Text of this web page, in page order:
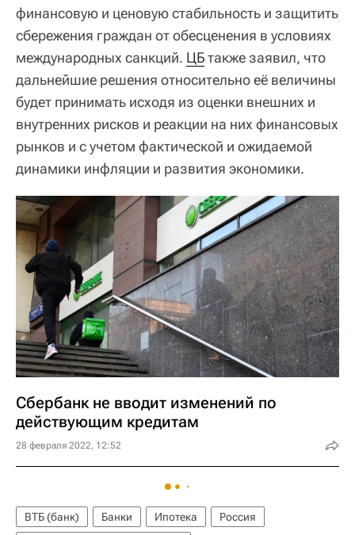
финансовую и ценовую стабильность и защитить
сбережения граждан от обесценения в условиях
международных санкций. ЦБтакже заявил, что
дальнейшие решения относительно её величины
будет принимать исходя из оценки внешних и
внутренних рисков и реакции на них финансовых
рынков и с учетом фактической и ожидаемой
динамики инфляции и развития экономики.
Сбербанк не вводит изменений по
действующим кредитам
28 февраля 2022, 12:52
ВТБ (банк) Банки Ипотека
Россия